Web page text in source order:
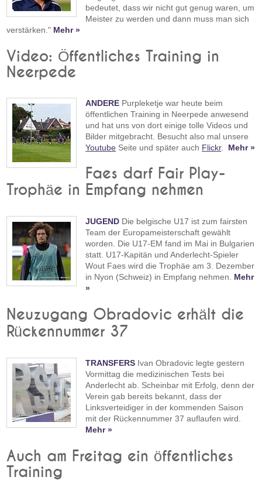
bedeutet, dass wir nicht gut genug waren, um
Meister zu werden und dann muss man sich
verstärken." Mehr »
Video: Öffentliches Training in
Neerpede
ANDERE Purpleketje war heute beim
öffentlichen Training in Neerpede anwesend
und hat uns von dort einige tolle Videos und
Bilder mitgebracht. Besucht also mal unsere
Youtube Seite und später auch Flickr. Mehr »
Faes darf Fair Play-
Trophäe in Empfang nehmen
JUGEND Die belgische U17 ist zum fairsten
Team der Europameisterschaft gewählt
worden. Die U17-EM fand im Mai in Bulgarien
statt. U17-Kapitän und Anderlecht-Spieler
Wout Faes wird die Trophäe am 3. Dezember
in Nyon (Schweiz) in Empfang nehmen. Mehr
»
Neuzugang Obradovic erhält die
Rückennummer 37
TRANSFERS Ivan Obradovic legte gestern
Vormittag die medizinischen Tests bei
Anderlecht ab. Scheinbar mit Erfolg, denn der
Verein gab bereits bekannt, dass der
Linksverteidiger in der kommenden Saison
mit der Rückennummer 37 auflaufen wird.
Mehr »
Auch am Freitag ein öffentliches
Training